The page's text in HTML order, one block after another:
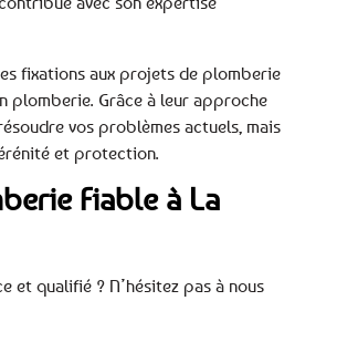
fixations aux projets de plomberie
plomberie. Grâce à leur approche
vos problèmes actuels, mais
et protection.
Fiable à La
et qualifié ? N’hésitez pas à nous